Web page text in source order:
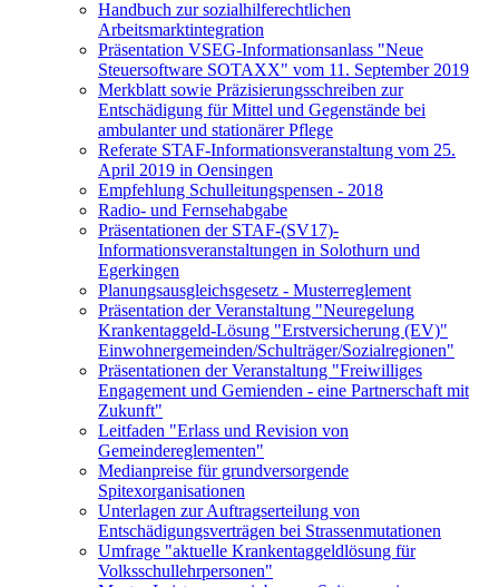
Handbuch zur sozialhilferechtlichen
Arbeitsmarktintegration
Präsentation VSEG-Informationsanlass "Neue
Steuersoftware SOTAXX" vom 11. September 2019
Merkblatt sowie Präzisierungsschreiben zur
Entschädigung für Mittel und Gegenstände bei
ambulanter und stationärer Pflege
Referate STAF-Informationsveranstaltung vom 25.
April 2019 in Oensingen
Empfehlung Schulleitungspensen - 2018
Radio- und Fernsehabgabe
Präsentationen der STAF-(SV17)-
Informationsveranstaltungen in Solothurn und
Egerkingen
Planungsausgleichsgesetz - Musterreglement
Präsentation der Veranstaltung "Neuregelung
Krankentaggeld-Lösung "Erstversicherung (EV)"
Einwohnergemeinden/Schulträger/Sozialregionen"
Präsentationen der Veranstaltung "Freiwilliges
Engagement und Gemienden - eine Partnerschaft mit
Zukunft"
Leitfaden "Erlass und Revision von
Gemeindereglementen"
Medianpreise für grundversorgende
Spitexorganisationen
Unterlagen zur Auftragserteilung von
Entschädigungsverträgen bei Strassenmutationen
Umfrage "aktuelle Krankentaggeldlösung für
Volksschullehrpersonen"